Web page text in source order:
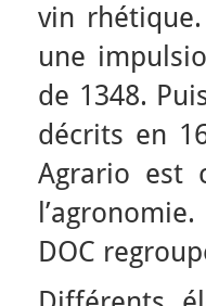
vin
une
de 1348.
décrits en
Agrario est
DOC